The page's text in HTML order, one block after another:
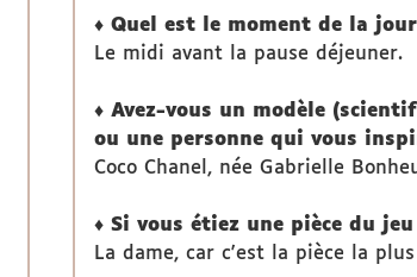
♦ Quel est le moment de la
Le midi avant la pause déjeuner.
♦ Avez-vous un modèle
ou une personne qui vous
Coco Chanel, née Gabrielle
♦ Si vous étiez une pièce du
La dame, car c'est la pièce la